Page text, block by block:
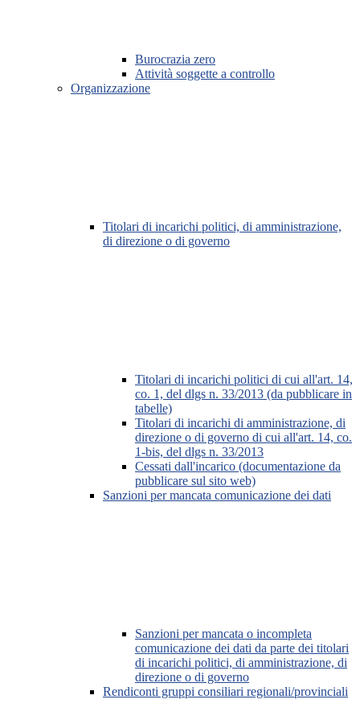
Burocrazia zero
Attività soggette a controllo
Organizzazione
Titolari di incarichi politici, di amministrazione,
di direzione o di governo
Titolari di incarichi politici di cui all'art. 14,
co. 1, del dlgs n. 33/2013 (da pubblicare in
tabelle)
Titolari di incarichi di amministrazione, di
direzione o di governo di cui all'art. 14, co.
1-bis, del dlgs n. 33/2013
Cessati dall'incarico (documentazione da
pubblicare sul sito web)
Sanzioni per mancata comunicazione dei dati
Sanzioni per mancata o incompleta
comunicazione dei dati da parte dei titolari
di incarichi politici, di amministrazione, di
direzione o di governo
Rendiconti gruppi consiliari regionali/provinciali